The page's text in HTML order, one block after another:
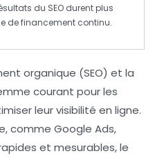
du SEO durent plus
de financement continu.
organique (SEO) et la
courant pour les
leur visibilité en ligne.
comme Google Ads,
et mesurables, le